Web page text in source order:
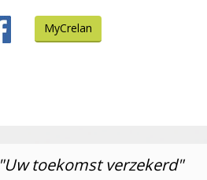
MyCrelan
"Uw toekomst verzekerd"